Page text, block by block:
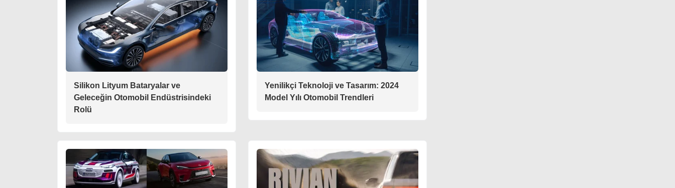
Silikon Lityum Bataryalar ve
Geleceğin Otomobil Endüstrisindeki
Rolü
Yenilikçi Teknoloji ve Tasarım: 2024
Model Yılı Otomobil Trendleri